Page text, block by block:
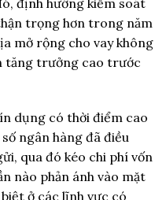
định hướng kiểm soát
trọng hơn trong năm
mở rộng cho vay không
tăng trưởng cao trước
dụng có thời điểm cao
ngân hàng đã điều
qua đó kéo chi phí vốn
nào phản ánh vào mặt
ở các lĩnh vực có